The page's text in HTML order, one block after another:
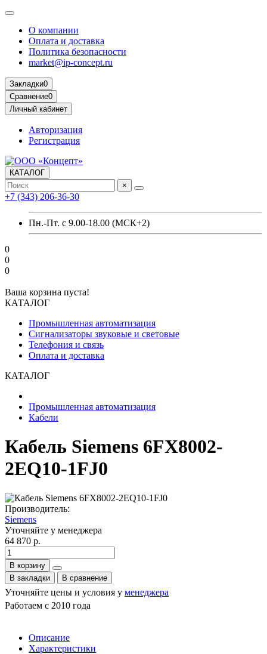
О компании
Оплата и доставка
Политика безопасности
market@ip-concept.ru
Закладки0
Сравнение0
Личный кабинет
Авторизация
Регистрация
КАТАЛОГ
×
+7 (343) 206-36-30
Пн.-Пт. с 9.00-18.00 (МСК+2)
0
0
0
Ваша корзина пуста!
КАТАЛОГ
Промышленная автоматизация
Сигнализаторы звуковые и световые
Телефония и связь
Оплата и доставка
КАТАЛОГ
Промышленная автоматизация
Кабели
Кабель Siemens 6FX8002-
2EQ10-1FJ0
Производитель:
Siemens
Уточняйте у менеджера
64 870 р.
В корзину
В закладки
В сравнение
Уточняйте цены и условия у менеджера
Работаем с 2010 года
Описание
Характеристики